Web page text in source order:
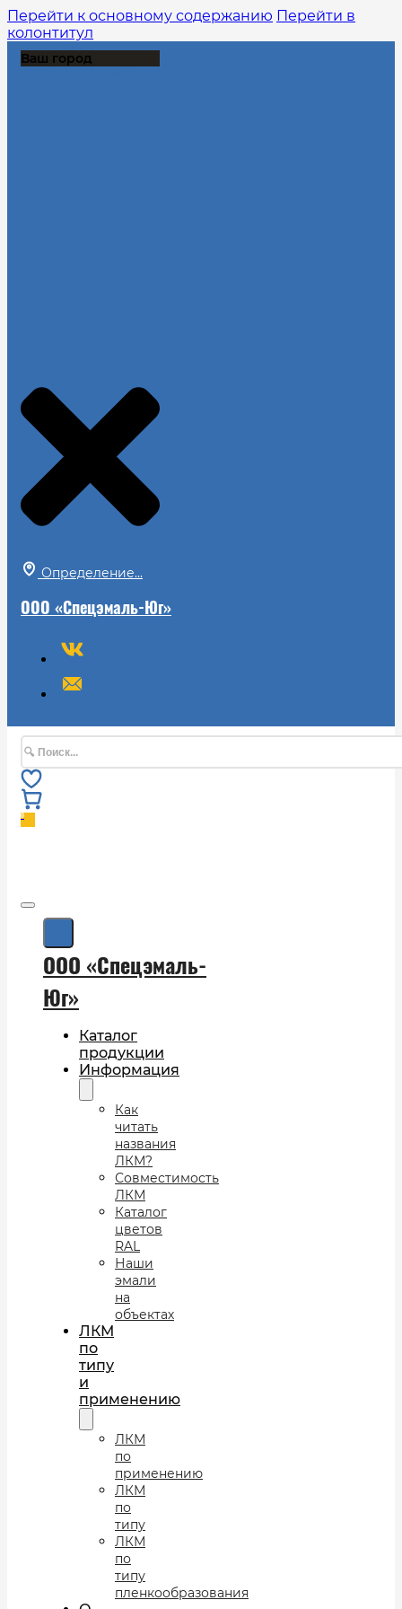
Перейти к основному содержанию Перейти в
колонтитул
Ваш город
Определение...
ООО «Спецэмаль-Юг»
Поиск
0
ООО «Спецэмаль-
Юг»
Каталог
продукции
Информация
Как
читать
названия
ЛКМ?
Совместимость
ЛКМ
Каталог
цветов
RAL
Наши
эмали
на
объектах
ЛКМ
по
типу
и
применению
ЛКМ
по
применению
ЛКМ
по
типу
ЛКМ
по
типу
пленкообразования